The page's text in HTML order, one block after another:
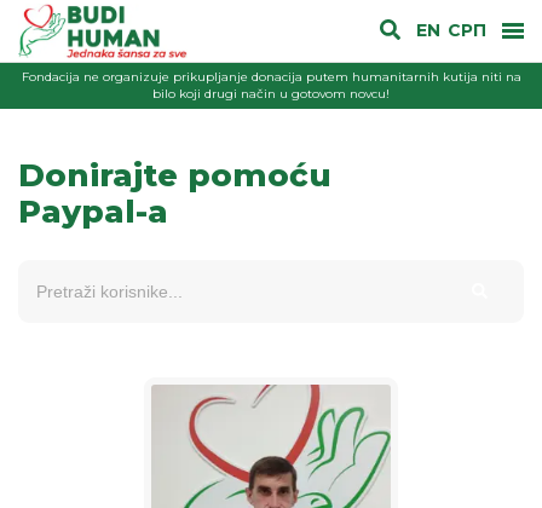
EN СРП
Fondacija ne organizuje prikupljanje donacija putem humanitarnih kutija niti na
bilo koji drugi način u gotovom novcu!
Donirajte pomoću
Paypal-a